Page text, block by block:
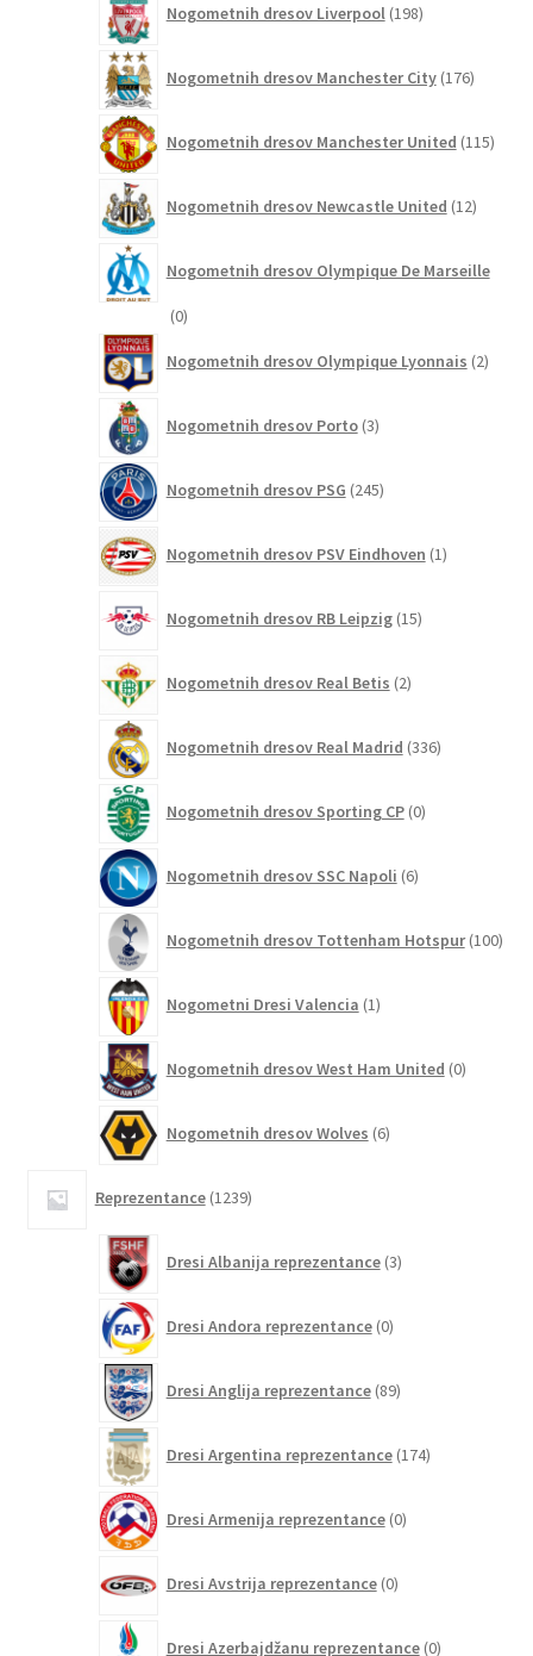
Nogometnih dresov Liverpool 198izdelkov
Nogometnih dresov Manchester City 176izdelkov
Nogometnih dresov Manchester United 115
Nogometnih dresov Newcastle United 12izdelkov
Nogometnih dresov Olympique De Marseille
00
Nogometnih dresov Olympique Lyonnais 2izdelka
Nogometnih dresov Porto 3izdelki
Nogometnih dresov PSG 245izdelkov
Nogometnih dresov PSV Eindhoven 1izdelek
Nogometnih dresov RB Leipzig 15izdelkov
Nogometnih dresov Real Betis 2izdelka
Nogometnih dresov Real Madrid 336izdelkov
Nogometnih dresov Sporting CP 0izdelkov
Nogometnih dresov SSC Napoli 6izdelkov
Nogometnih dresov Tottenham Hotspur 100
Nogometni Dresi Valencia 1izdelek
Nogometnih dresov West Ham United 0izdelkov
Nogometnih dresov Wolves 6izdelkov
Reprezentance 1239izdelkov
Dresi Albanija reprezentance 3izdelki
Dresi Andora reprezentance 0izdelkov
Dresi Anglija reprezentance 89izdelkov
Dresi Argentina reprezentance 174izdelkov
Dresi Armenija reprezentance 0izdelkov
Dresi Avstrija reprezentance 0izdelkov
Dresi Azerbajdžanu reprezentance 0